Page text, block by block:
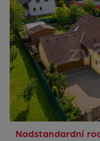
Nadstandardní